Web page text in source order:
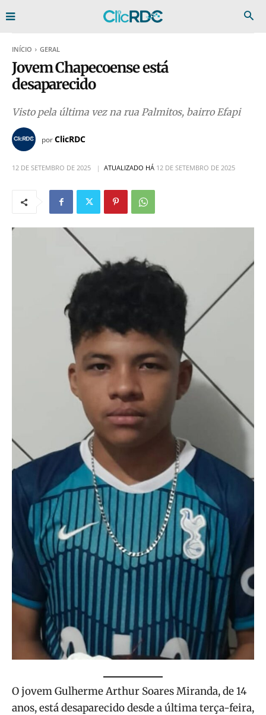
INÍCIO GERAL
Jovem Chapecoense está
desaparecido
Visto pela última vez na rua Palmitos, bairro Efapi
porClicRDC
12 DE SETEMBRO DE 2025 ATUALIZADO HÁ 12 DE SETEMBRO DE 2025
O jovem Gulherme Arthur Soares Miranda, de 14
anos, está desaparecido desde a última terça-feira,